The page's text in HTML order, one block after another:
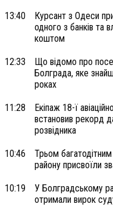
13:40
Курсант з Одеси
одного з банків та
коштом
12:33
Що відомо про
Болграда, яке
роках
11:28
Екіпаж 18-ї
встановив рекорд
розвідника
10:46
Трьом
району присвоїли
10:19
У Болградському
отримали вирок